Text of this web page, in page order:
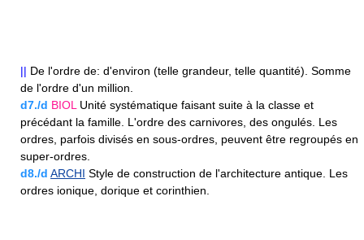
|| De l'ordre de: d'environ (telle grandeur, telle quantité). Somme
de l'ordre d'un million.
d7./d BIOLUnité systématique faisant suite à la classe et
précédant la famille. L'ordre des carnivores, des ongulés. Les
ordres, parfois divisés en sous-ordres, peuvent être regroupés en
super-ordres.
d8./d ARCHI Style de construction de l'architecture antique. Les
ordres ionique, dorique et corinthien.